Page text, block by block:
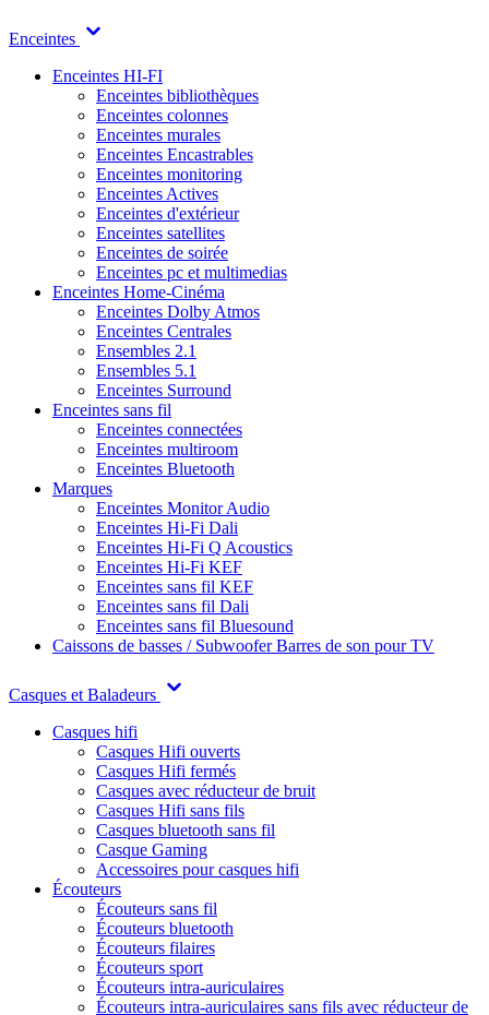
Enceintes
Enceintes HI-FI
Enceintes bibliothèques
Enceintes colonnes
Enceintes murales
Enceintes Encastrables
Enceintes monitoring
Enceintes Actives
Enceintes d'extérieur
Enceintes satellites
Enceintes de soirée
Enceintes pc et multimedias
Enceintes Home-Cinéma
Enceintes Dolby Atmos
Enceintes Centrales
Ensembles 2.1
Ensembles 5.1
Enceintes Surround
Enceintes sans fil
Enceintes connectées
Enceintes multiroom
Enceintes Bluetooth
Marques
Enceintes Monitor Audio
Enceintes Hi-Fi Dali
Enceintes Hi-Fi Q Acoustics
Enceintes Hi-Fi KEF
Enceintes sans fil KEF
Enceintes sans fil Dali
Enceintes sans fil Bluesound
Caissons de basses / SubwooferBarres de son pour TV
Casques et Baladeurs
Casques hifi
Casques Hifi ouverts
Casques Hifi fermés
Casques avec réducteur de bruit
Casques Hifi sans fils
Casques bluetooth sans fil
Casque Gaming
Accessoires pour casques hifi
Écouteurs
Écouteurs sans fil
Écouteurs bluetooth
Écouteurs filaires
Écouteurs sport
Écouteurs intra-auriculaires
Écouteurs intra-auriculaires sans fils avec réducteur de